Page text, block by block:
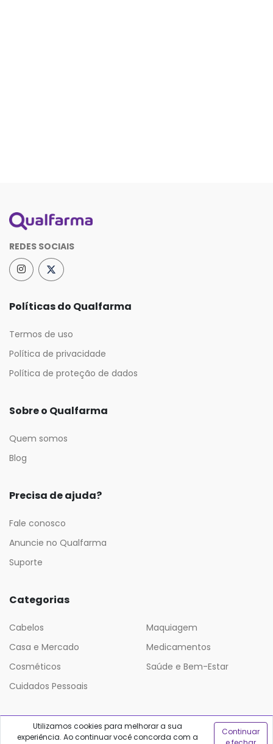
REDES SOCIAIS
Políticas do Qualfarma
Termos de uso
Política de privacidade
Política de proteção de dados
Sobre o Qualfarma
Quem somos
Blog
Precisa de ajuda?
Fale conosco
Anuncie no Qualfarma
Suporte
Categorias
Cabelos
Casa e Mercado
Cosméticos
Cuidados Pessoais
Maquiagem
Medicamentos
Saúde e Bem-Estar
Utilizamos cookies para melhorar a sua
experiência. Ao continuar você concorda com a
Continuar